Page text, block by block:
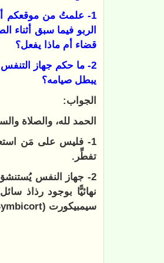
1- علمتُ من موقعكم
الربو فيما سبق أثناء
قضاء أم ماذا يفعل؟
2- ما حكم جهاز
يبطل صيامه؟
الجواب:
الحمد لله، والصلاة
1- فليس على مَن
تفطِّر.
2- جهاز النفس
نهائيًّا بوجود رذاذ
سيمبيكورت (